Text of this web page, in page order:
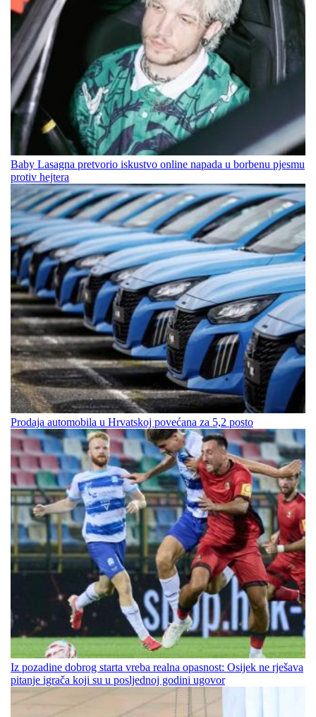
Baby Lasagna pretvorio iskustvo online napada u borbenu pjesmu
protiv hejtera
Prodaja automobila u Hrvatskoj povećana za 5,2 posto
Iz pozadine dobrog starta vreba realna opasnost: Osijek ne rješava
pitanje igrača koji su u posljednoj godini ugovor